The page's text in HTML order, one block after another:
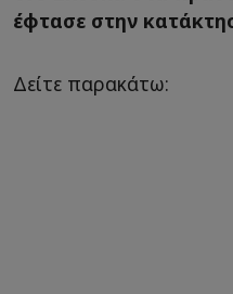
έφτασε στην
Δείτε παρακάτω: